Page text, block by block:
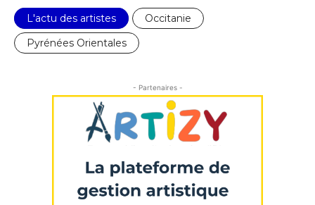
Prénom
Statut / Organisation
J'accepte lestermes et conditions
Adresse email*
Statut / Organisation
L'actu des artistes
Occitanie
Pyrénées Orientales
- Partenaires -